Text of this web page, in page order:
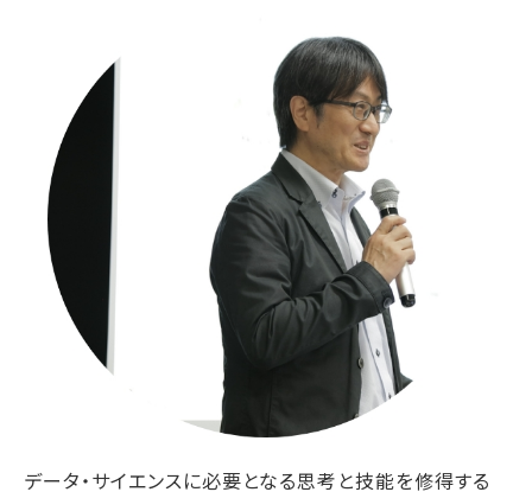
データ・サイエンスに必要となる思考と技能を修得する